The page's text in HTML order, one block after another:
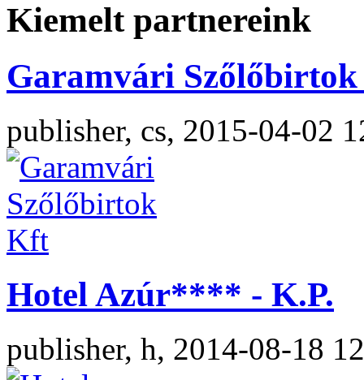
Kiemelt partnereink
Garamvári
publisher, cs, 2015-04-02
Hotel Azúr**** - K.P.
publisher, h, 2014-08-18